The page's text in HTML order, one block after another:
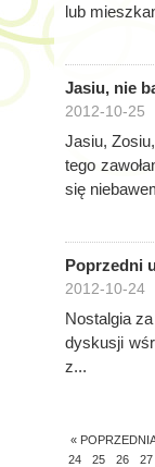
lub
Jasiu, nie
2012-10-25
Jasiu,
tego
się
Poprzedni
2012-10-24
Nostalgia
dyskusji
z...
« POPRZEDNIA
24
25 26 27